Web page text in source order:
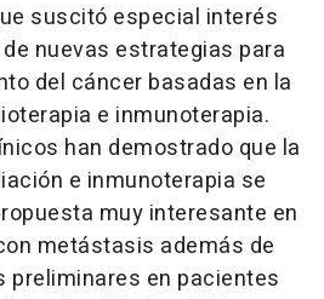
suscitó especial interés
nuevas estrategias para
del cáncer basadas en la
e inmunoterapia.
han demostrado que la
e inmunoterapia se
muy interesante en
metástasis además de
preliminares en pacientes